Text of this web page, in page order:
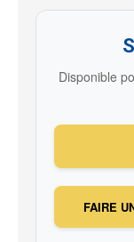
Disponible
FAIRE